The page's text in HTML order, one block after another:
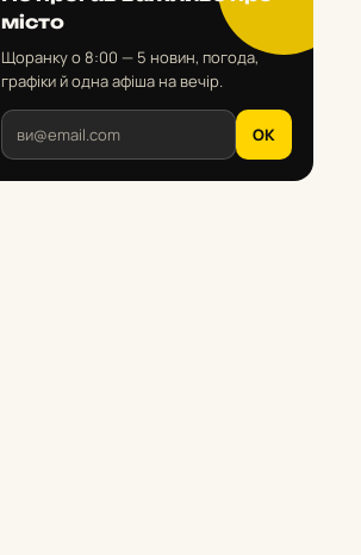
місто
Щоранку о 8:00 — 5 новин, погода,
графіки й одна афіша на вечір.
OK